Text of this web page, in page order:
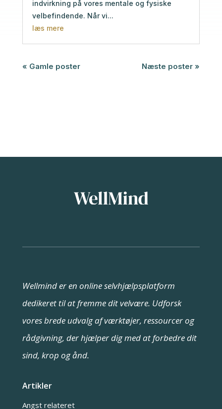
indvirkning på vores mentale og fysiske
velbefindende. Når vi...
læs mere
« Gamle poster Næste poster »
Wellmind er en online selvhjælpsplatform
dedikeret til at fremme dit velvære. Udforsk
vores brede udvalg af værktøjer, ressourcer og
rådgivning, der hjælper dig med at forbedre dit
sind, krop og ånd.
Artikler
Angst relateret